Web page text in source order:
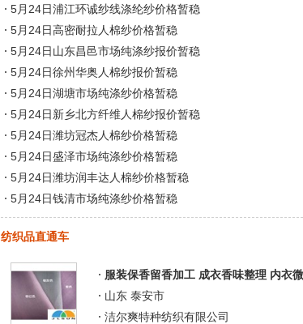
5月24日浦江环诚纱线涤纶纱价格暂稳
5月24日高密耐拉人棉纱价格暂稳
5月24日山东昌邑市场纯涤纱报价暂稳
5月24日徐州华奥人棉纱报价暂稳
5月24日湖塘市场纯涤纱价格暂稳
5月24日新乡北方纤维人棉纱报价暂稳
5月24日潍坊冠杰人棉纱价格暂稳
5月24日盛泽市场纯涤纱价格暂稳
5月24日潍坊润丰达人棉纱价格暂稳
5月24日钱清市场纯涤纱价格暂稳
纺织品直通车
服装保香留香加工 成衣香味整理 内衣
山东 泰安市
洁尔爽特种纺织有限公司